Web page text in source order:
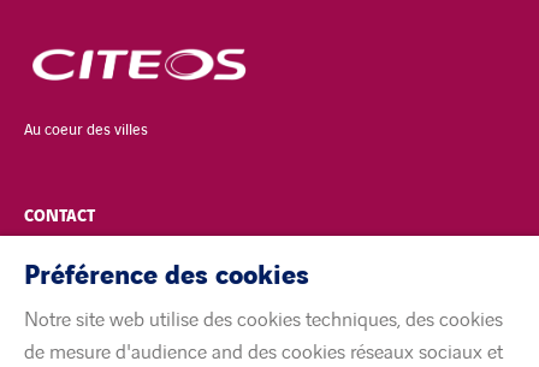
Au coeur des villes
CONTACT
POLITIQUE DE CONFIDENTIALITÉ
MENTIONS LÉGALES
Préférence des cookies
Notre site web utilise des cookies techniques, des cookies
de mesure d'audience and des cookies réseaux sociaux et